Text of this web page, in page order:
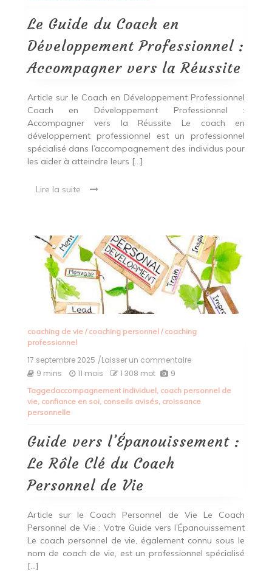
:
Accompagner
vers
Réussite
Le Guide du Coach en
Développement Professionnel :
Accompagner vers la Réussite
Article sur le Coach en Développement Professionnel
Coach en Développement Professionnel :
Accompagner vers la Réussite Le coach en
développement professionnel est un professionnel
spécialisé dans l’accompagnement des individus pour
les aider à atteindre leurs […]
Lire la suite
coaching de vie/ coaching personnel / coaching
professionnel
17 septembre 2025 /Laisser un commentaireon
l’Épanouissement
:
du
9 mins 11 mois 1 308 mot 9
Taggedaccompagnement individuel, coach personnel de
vie, confiance en soi, conseils avisés, croissance
personnelle
Guide vers l’Épanouissement :
Le Rôle Clé du Coach
Personnel de Vie
Article sur le Coach Personnel de Vie Le Coach
Personnel de Vie : Votre Guide vers l’Épanouissement
Le coach personnel de vie, également connu sous le
nom de coach de vie, est un professionnel spécialisé
[…]